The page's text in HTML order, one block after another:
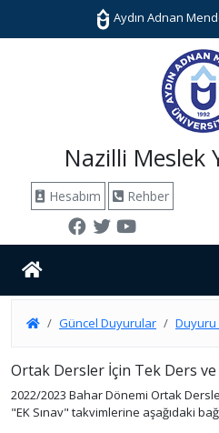
Aydın Adnan
Nazilli Meslek
Hesabım Rehber
Güncel Duyurular Duyuru
Ortak Dersler İçin Tek Ders ve
2022/2023 Bahar Dönemi Ortak
"EK Sınav" takvimlerine aşağıdaki